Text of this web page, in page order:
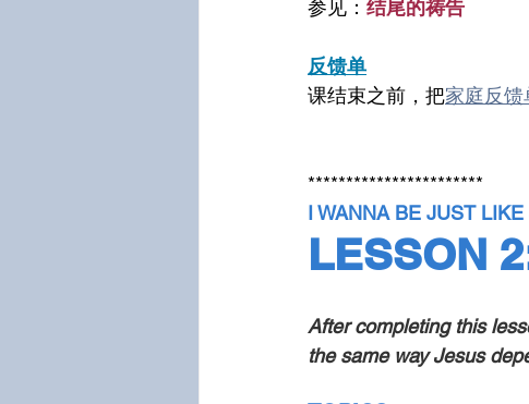
参见： 结尾的祷告
反馈单
课结束之前，把家庭反馈
***********************
I WANNA BE JUST
LESSON
After completing this
the same way Jesus